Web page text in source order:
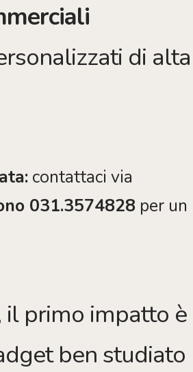
di alta
contattaci via
031.3574828 per un
il primo impatto è
ben studiato